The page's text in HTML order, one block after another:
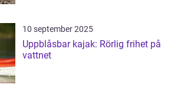
10 september 2025
Uppblåsbar kajak: Rörlig frihet på
vattnet